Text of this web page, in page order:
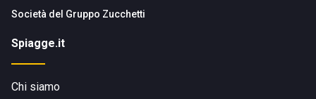
Società del Gruppo Zucchetti
Spiagge.it
Chi siamo